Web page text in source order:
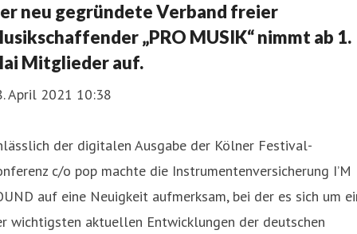
neu gegründete Verband freier
„PRO MUSIK“ nimmt ab 1.
Mitglieder auf.
April 2021 10:38
der digitalen Ausgabe der Kölner Festival-
c/o pop machte die Instrumentenversicherung I’M
auf eine Neuigkeit aufmerksam, bei der es sich um
wichtigsten aktuellen Entwicklungen der deutschen